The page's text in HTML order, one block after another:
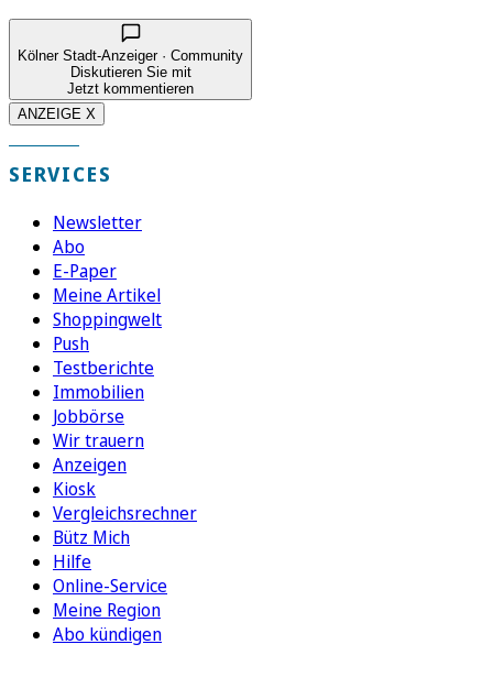
Kölner Stadt-Anzeiger · Community
Diskutieren Sie mit
Jetzt kommentieren
ANZEIGE X
SERVICES
Newsletter
Abo
E-Paper
Meine Artikel
Shoppingwelt
Push
Testberichte
Immobilien
Jobbörse
Wir trauern
Anzeigen
Kiosk
Vergleichsrechner
Bütz Mich
Hilfe
Online-Service
Meine Region
Abo kündigen